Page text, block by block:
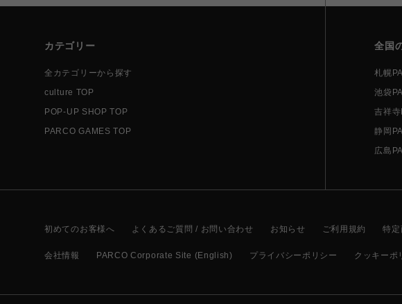
カテゴリー
全カテゴリーから探す
culture TOP
POP-UP SHOP TOP
PARCO GAMES TOP
全国
札幌
池袋
吉祥
静岡
広島
初めてのお客様へ よくあるご質問 / お問い合わせ お知らせ ご利用規約 特定
会社情報 PARCO Corporate Site (English) プライバシーポリシー クッキーポ